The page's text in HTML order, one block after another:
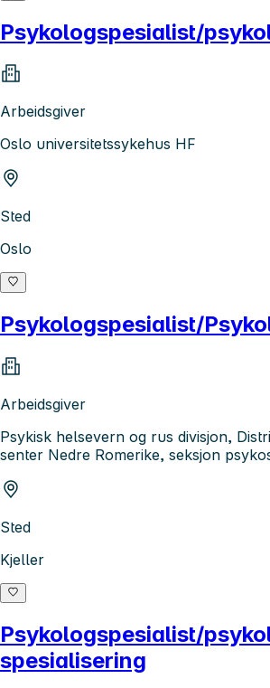
Psykologspesialist/
Arbeidsgiver
Oslo universitetssykehus HF
Sted
Oslo
Psykologspesialist/
Arbeidsgiver
Psykisk helsevern og rus divisjon,
senter Nedre Romerike, seksjon
Sted
Kjeller
Psykologspesialist/
spesialisering